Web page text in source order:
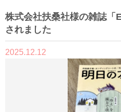
株式会社扶桑社様の雑誌「
されました
2025.12.12